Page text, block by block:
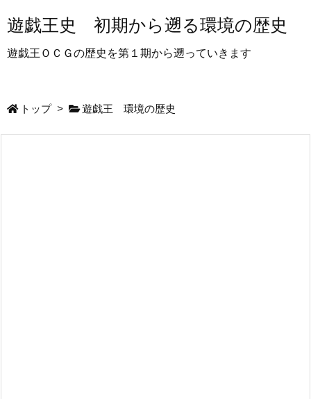
遊戯王史 初期から遡る環境の歴史
遊戯王ＯＣＧの歴史を第１期から遡っていきます
トップ > 遊戯王 環境の歴史